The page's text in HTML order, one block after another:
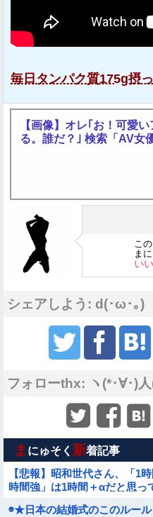
毎日タンパク質175g摂
【画像】オレ｢お！可愛
る。誰だ？｣ 検索「AV女
こ
ま
い
シェアしよう: d(･ω･｡)
フォローthx: ヽ(*･∀･)
ま にゅそく 新着記事
【悲報】昭和世代さん、「1
時間強」は1時間＋αだと思っ
◉★日本の結婚式のこのルー